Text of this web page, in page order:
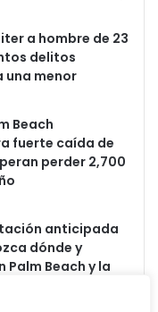
a hombre de 23
delitos
una menor
Beach
fuerte caída de
perder 2,700
anticipada
dónde y
Palm Beach y la